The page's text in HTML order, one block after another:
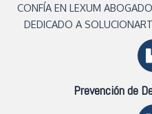
CONFÍA EN LEXUM
DEDICADO A
Prevención de